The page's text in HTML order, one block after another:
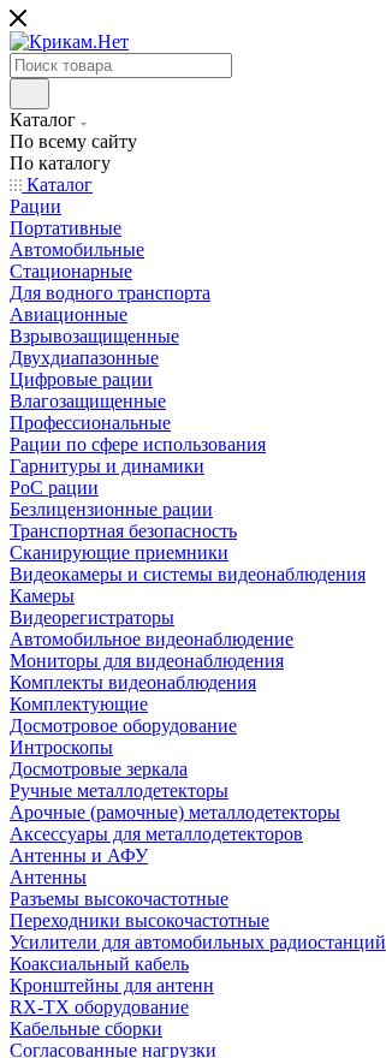
Каталог
По всему сайту
По каталогу
Каталог
Рации
Портативные
Автомобильные
Стационарные
Для водного транспорта
Авиационные
Взрывозащищенные
Двухдиапазонные
Цифровые рации
Влагозащищенные
Профессиональные
Рации по сфере использования
Гарнитуры и динамики
PoC рации
Безлицензионные рации
Транспортная безопасность
Сканирующие приемники
Видеокамеры и системы видеонаблюдения
Камеры
Видеорегистраторы
Автомобильное видеонаблюдение
Мониторы для видеонаблюдения
Комплекты видеонаблюдения
Комплектующие
Досмотровое оборудование
Интроскопы
Досмотровые зеркала
Ручные металлодетекторы
Арочные (рамочные) металлодетекторы
Аксессуары для металлодетекторов
Антенны и АФУ
Антенны
Разъемы высокочастотные
Переходники высокочастотные
Усилители для автомобильных радиостанций
Коаксиальный кабель
Кронштейны для антенн
RX-TX оборудование
Кабельные сборки
Согласованные нагрузки